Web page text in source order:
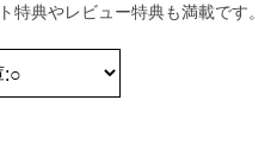
特典やレビュー特典も満載です。